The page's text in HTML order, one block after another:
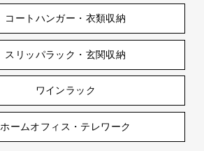
コートハンガー・衣類収納
スリッパラック・玄関収納
ワインラック
ホームオフィス・テレワーク